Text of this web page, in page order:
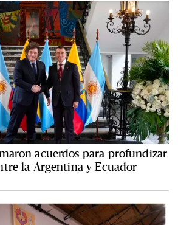
acuerdos para profundizar
la Argentina y Ecuador